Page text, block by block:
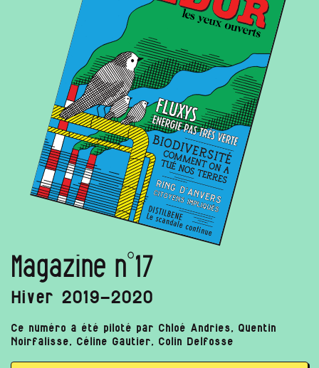
Magazine n°17
Hiver 2019-2020
Ce numéro a été piloté par Chloé Andries, Quentin
Noirfalisse, Céline Gautier, Colin Delfosse